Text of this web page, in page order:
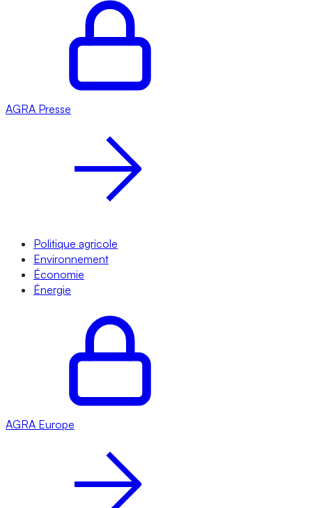
AGRA Presse
Politique agricole
Environnement
Économie
Énergie
AGRA Europe